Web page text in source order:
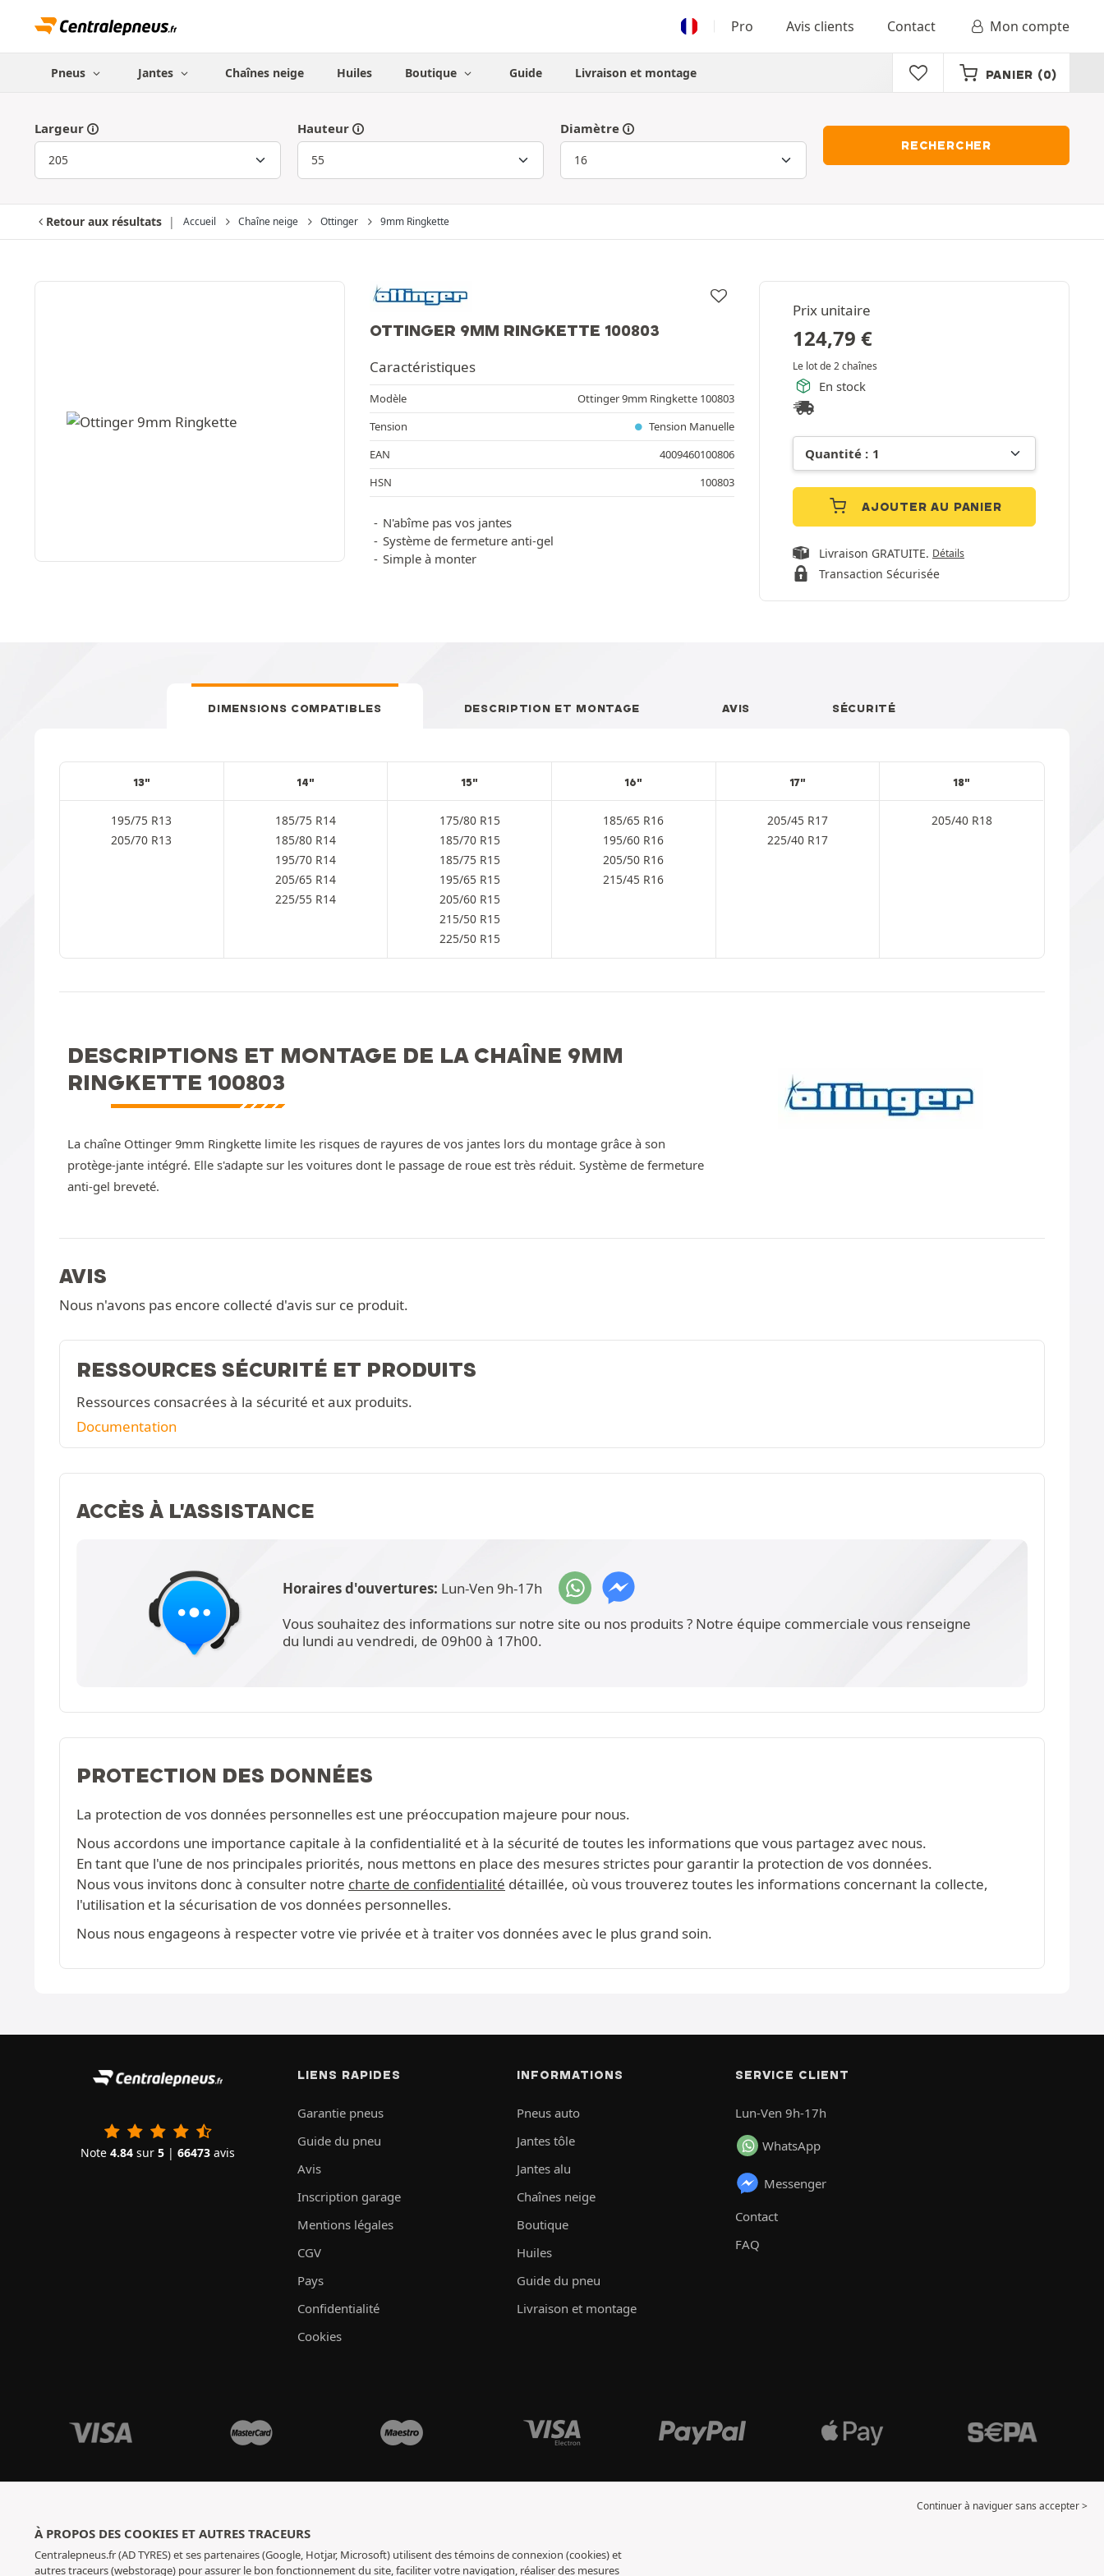
Pro Avis clients Contact Mon compte
Pneus Jantes Chaînes neige Huiles Boutique Guide Livraison et montage PANIER (0)
Largeur Hauteur Diamètre
RECHERCHER
Retour aux résultats Accueil Chaîne neige Ottinger 9mm Ringkette
OTTINGER 9MM RINGKETTE 100803
Prix unitaire
124,79 €
Le lot de 2 chaînes
En stock
AJOUTER AU PANIER
Livraison GRATUITE. Détails
Transaction Sécurisée
Caractéristiques
Modèle
Ottinger 9mm Ringkette 100803
Tension
Tension Manuelle
EAN
4009460100806
HSN
100803
N'abîme pas vos jantes
Système de fermeture anti-gel
Simple à monter
DIMENSIONS COMPATIBLES DESCRIPTION ET MONTAGE AVIS SÉCURITÉ
13"
195/75 R13
205/70 R13
14"
185/75 R14
185/80 R14
195/70 R14
205/65 R14
225/55 R14
15"
175/80 R15
185/70 R15
185/75 R15
195/65 R15
205/60 R15
215/50 R15
225/50 R15
16"
185/65 R16
195/60 R16
205/50 R16
215/45 R16
17"
205/45 R17
225/40 R17
18"
205/40 R18
DESCRIPTIONS ET MONTAGE DE LA CHAÎNE 9MM
RINGKETTE 100803
La chaîne Ottinger 9mm Ringkette limite les risques de rayures de vos jantes lors du montage grâce à son
protège-jante intégré. Elle s'adapte sur les voitures dont le passage de roue est très réduit. Système de fermeture
anti-gel breveté.
AVIS
Nous n'avons pas encore collecté d'avis sur ce produit.
RESSOURCES SÉCURITÉ ET PRODUITS
Ressources consacrées à la sécurité et aux produits.
Documentation
ACCÈS À L'ASSISTANCE
Horaires d'ouvertures: Lun-Ven 9h-17h
Vous souhaitez des informations sur notre site ou nos produits ? Notre équipe commerciale vous renseigne
du lundi au vendredi, de 09h00 à 17h00.
PROTECTION DES DONNÉES
La protection de vos données personnelles est une préoccupation majeure pour nous.
Nous accordons une importance capitale à la confidentialité et à la sécurité de toutes les informations que vous partagez avec nous.
En tant que l'une de nos principales priorités, nous mettons en place des mesures strictes pour garantir la protection de vos données.
Nous vous invitons donc à consulter notre charte de confidentialité détaillée, où vous trouverez toutes les informations concernant la collecte,
l'utilisation et la sécurisation de vos données personnelles.
Nous nous engageons à respecter votre vie privée et à traiter vos données avec le plus grand soin.
Note 4.84 sur 5 | 66473 avis
LIENS RAPIDES
Garantie pneus
Guide du pneu
Avis
Inscription garage
Mentions légales
CGV
Pays
Confidentialité
Cookies
INFORMATIONS
Pneus auto
Jantes tôle
Jantes alu
Chaînes neige
Boutique
Huiles
Guide du pneu
Livraison et montage
SERVICE CLIENT
Lun-Ven 9h-17h
WhatsApp
Messenger
Contact
FAQ
Continuer à naviguer sans accepter >
À PROPOS DES COOKIES ET AUTRES TRACEURS
Centralepneus.fr (AD TYRES) et ses partenaires (Google, Hotjar, Microsoft) utilisent des témoins de connexion (cookies) et
autres traceurs (webstorage) pour assurer le bon fonctionnement du site, faciliter votre navigation, réaliser des mesures